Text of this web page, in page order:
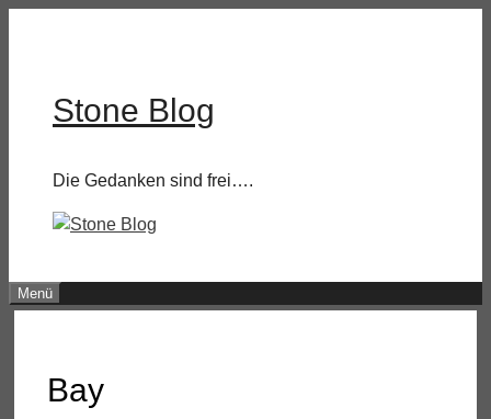
Stone Blog
Die Gedanken sind frei….
Menü
Bay